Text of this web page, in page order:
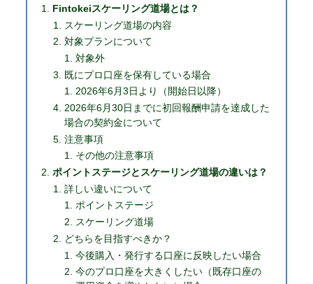
Fintokeiスケーリング道場とは？
スケーリング道場の内容
対象プランについて
対象外
既にプロ口座を保有している場合
2026年6月3日より（開始日以降）
2026年6月30日までに初回報酬申請を達成した
場合の契約金について
注意事項
その他の注意事項
ポイントステージとスケーリング道場の違いは？
詳しい違いについて
ポイントステージ
スケーリング道場
どちらを目指すべきか？
今後購入・発行する口座に反映したい場合
今のプロ口座を大きくしたい（既存口座の